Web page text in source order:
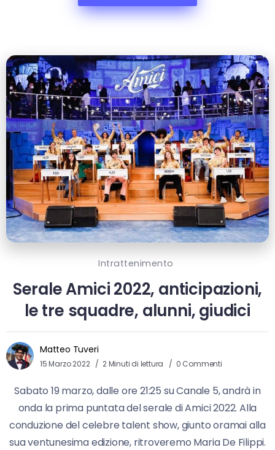
Intrattenimento
Serale Amici 2022, anticipazioni,
le tre squadre, alunni, giudici
Matteo Tuveri
15 Marzo 2022 2 Minuti di lettura 0 Commenti
Sabato 19 marzo, dalle ore 21:25 su Canale 5, andrà in
onda la prima puntata del serale di Amici 2022. Alla
conduzione del celebre talent show, giunto oramai alla
sua ventunesima edizione, ritroveremo Maria De Filippi.